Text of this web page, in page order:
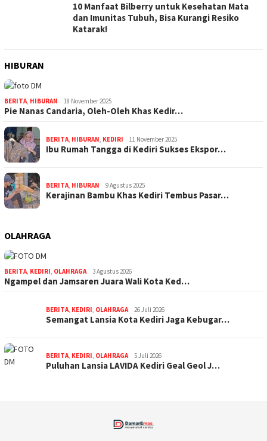
10 Manfaat Bilberry untuk Kesehatan Mata
dan Imunitas Tubuh, Bisa Kurangi Resiko
Katarak!
HIBURAN
BERITA, HIBURAN 18 November 2025
Pie Nanas Candaria, Oleh-Oleh Khas Kedir…
BERITA, HIBURAN, KEDIRI 11 November 2025
Ibu Rumah Tangga di Kediri Sukses Ekspor…
BERITA, HIBURAN 9 Agustus 2025
Kerajinan Bambu Khas Kediri Tembus Pasar…
OLAHRAGA
BERITA, KEDIRI, OLAHRAGA 3 Agustus 2026
Ngampel dan Jamsaren Juara Wali Kota Ked…
BERITA, KEDIRI, OLAHRAGA 26 Juli 2026
Semangat Lansia Kota Kediri Jaga Kebugar…
BERITA, KEDIRI, OLAHRAGA 5 Juli 2026
Puluhan Lansia LAVIDA Kediri Geal Geol J…